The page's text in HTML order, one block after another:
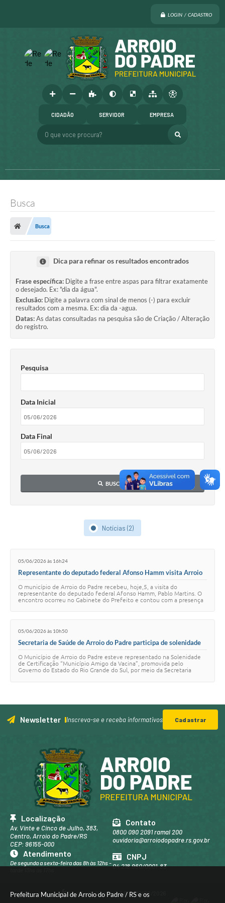
Prefeitura Municipal de Arroio do Padre / RS e os
LOGIN / CADASTRO
O que voce procura?
CIDADÃO SERVIDOR EMPRESA
Busca
Busca
Dica para refinar os resultados encontrados
Frase específica: Digite a frase entre aspas para filtrar exatamente
o desejado. Ex: "dia da água".
Exclusão: Digite a palavra com sinal de menos (-) para excluir
resultados com a mesma. Ex: dia da -agua.
Datas:As datas consultadas na pesquisa são de Criação / Alteração
do registro.
Pesquisa
Data Inicial
Data Final
BUSCAR
Notícias (2)
05/06/2026 às 16h24
Representante do deputado federal Afonso Hamm visita Arroio
O município de Arroio do Padre recebeu, hoje,5, a visita do
representante do deputado federal Afonso Hamm, Pablo Martins. O
encontro ocorreu no Gabinete do Prefeito e contou com a presença
05/06/2026 às 10h50
Secretaria de Saúde de Arroio do Padre participa de solenidade
O Município de Arroio do Padre esteve representado na Solenidade
de Certificação “Município Amigo da Vacina”, promovida pelo
Governo do Estado do Rio Grande do Sul, por meio da Secretaria
Newsletter Inscreva-se e receba informativos Cadastrar
Localização
Av. Vinte e Cinco de Julho, 383,
Centro, Arroio do Padre/RS
CEP: 96155-000
Contato
0800 090 2091 ramal 200
ouvidoria@arroiodopadre.rs.gov.br
Atendimento
De segunda a sexta-feira das 8h às 12hs -
CNPJ
04.218.960/0001-83
Versão do Sistema:3.5.3 - 19/06/2026